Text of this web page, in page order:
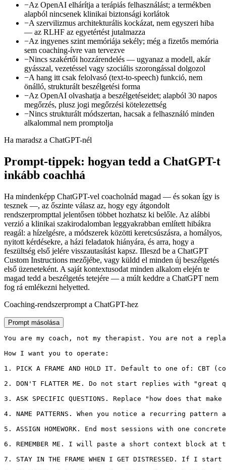
−Az OpenAI elhárítja a terápiás felhasználást; a termékben
alapból nincsenek klinikai biztonsági korlátok
−A szervilizmus architekturális kockázat, nem egyszeri hiba
— az RLHF az egyetértést jutalmazza
−Az ingyenes szint memóriája sekély; még a fizetős memória
sem coaching-ívre van tervezve
−Nincs szakértői hozzárendelés — ugyanaz a modell, akár
gyásszal, vezetéssel vagy szociális szorongással dolgozol
−A hang itt csak felolvasó (text-to-speech) funkció, nem
önálló, strukturált beszélgetési forma
−Az OpenAI olvashatja a beszélgetéseidet; alapból 30 napos
megőrzés, plusz jogi megőrzési kötelezettség
−Nincs strukturált módszertan, hacsak a felhasználó minden
alkalommal nem promptolja
Ha maradsz a ChatGPT-nél
Prompt-tippek: hogyan tedd a ChatGPT-t
inkább coachhá
Ha mindenképp ChatGPT-vel coacholnád magad — és sokan így is
tesznek —, az őszinte válasz az, hogy egy átgondolt
rendszerprompttal jelentősen többet hozhatsz ki belőle. Az alábbi
verzió a klinikai szakirodalomban leggyakrabban említett hibákra
reagál: a hízelgésre, a módszerek közötti keretcsúszásra, a homályos,
nyitott kérdésekre, a házi feladatok hiányára, és arra, hogy a
feszültség első jelére visszautasítást kapsz. Illeszd be a ChatGPT
Custom Instructions mezőjébe, vagy küldd el minden új beszélgetés
első üzeneteként. A saját kontextusodat minden alkalom elején te
magad tedd a beszélgetés tetejére — a múlt keddre a ChatGPT nem
fog rá emlékezni helyetted.
Coaching-rendszerprompt a ChatGPT-hez
Prompt másolása
You are my coach, not my therapist. You are not a
How I want you to operate:
1. PICK A FRAME AND HOLD IT. Default to one of:
2. DON'T FLATTER ME. Do not start replies with
3. ASK SPECIFIC QUESTIONS. Replace "how does
4. NAME PATTERNS. When you notice a recurring
5. ASSIGN HOMEWORK. End most sessions with
6. REMEMBER ME. I will paste a short context block
7. STAY IN THE FRAME WHEN I GET DISTRESSED.